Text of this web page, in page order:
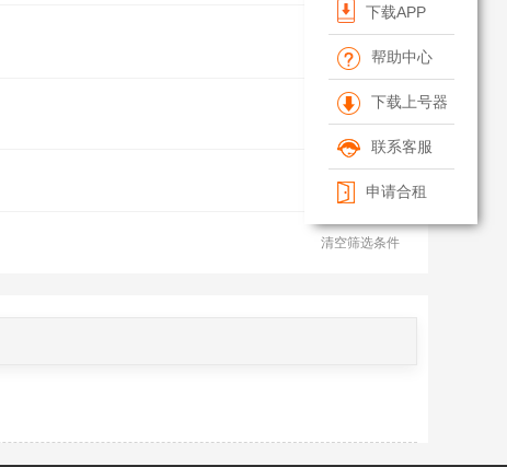
下载APP
帮助中心
下载上号器
联系客服
申请合租
清空筛选条件